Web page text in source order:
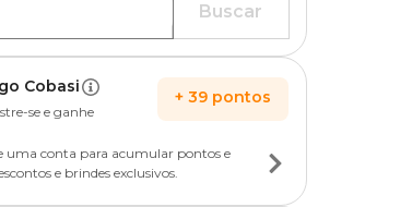
Buscar
Cobasi
se e ganhe
+ 39 pontos
uma conta para acumular pontos e
e brindes exclusivos.